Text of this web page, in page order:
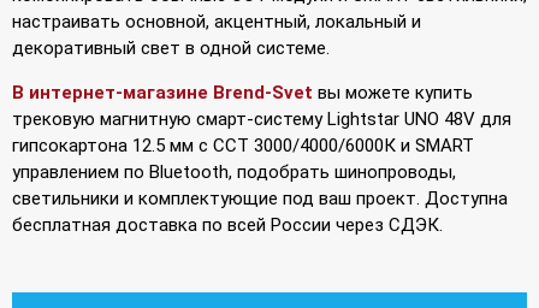
настраивать основной, акцентный, локальный и
декоративный свет в одной системе.
В интернет-магазине Brend-Svet вы можете купить
трековую магнитную смарт-систему Lightstar UNO 48V для
гипсокартона 12.5 мм с CCT 3000/4000/6000К и SMART
управлением по Bluetooth, подобрать шинопроводы,
светильники и комплектующие под ваш проект. Доступна
бесплатная доставка по всей России через СДЭК.